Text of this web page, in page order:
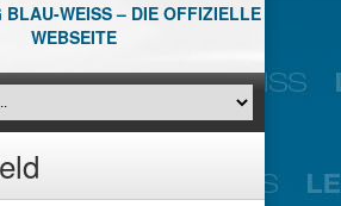
BLAU-WEISS – DIE OFFIZIELLE
WEBSEITE